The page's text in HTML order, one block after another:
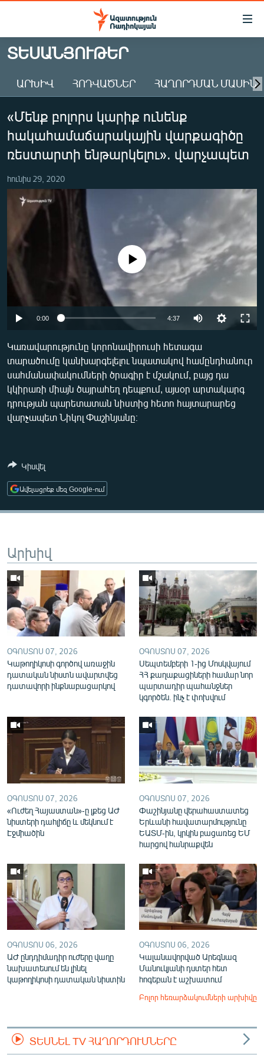
Մատչելիության
Անցնել
հիմնական
Անցնել
հիմնական
մենյուին
Որոնում
ԱԶԱՏՈՒԹՅՈՒՆ TV
ՀԱՅԱՍՏԱՆ
ԸՆՏՐՈՒԹՅՈՒՆՆԵՐ 2026
ԻՐԱՎՈՒՆՔ
ՏՆՏԵՍՈՒԹՅՈՒՆ
ՂԱՐԱԲԱՂ
ՊԱՏԵՐԱԶՄԻ 6 ՇԱԲԱԹՆԵՐԸ
ՄԻՋԱԶԳԱՅԻՆ
ՄՇԱԿՈՒՅԹ
ՍՊՈՐՏ
ՏՏ ԵՒ ԻՆՏԵՐՆԵՏ
ԿՈՐՈՆԱՎԻՐՈՒՍ
ԱՐԽԻՎ
ՏԵՍԱՆՅՈՒԹԵՐ
ՁԳՏԵԼՈՎ ԼԱՎԱԳՈՒՅՆԻՆ
ՓՈԴՔԱՍԹ
Русский
ՀԵՏԵՎԵՔ ՄԵԶ
«Ազատության» բոլոր կայքերը
ՏԵՍԱՆՅՈՒԹԵՐ
ԱՐԽԻՎ ՀՈԴՎԱԾՆԵՐ ՀԱՂՈՐԴՄԱՆ ՄԱՍԻՆ
«Մենք բոլորս կարիք ունենք
հակահամաճարակային վարքագիծը
ռեստարտի ենթարկելու». վարչապետ
հունիս 29, 2020
Auto 240p 360p 480p
720p
No media source currently available
0:00 4:37
360p
480p
720p
Կառավարությունը կորոնավիրուսի հետագա
տարածումը կանխարգելելու նպատակով համընդհանուր
սահմանափակումների ծրագիր է մշակում, բայց դա
կկիրառի միայն ծայրահեղ դեպքում, այսօր արտակարգ
դրության պարետատան նիստից հետո հայտարարեց
վարչապետ Նիկոլ Փաշինյանը։
Կիսվել
Ավելացրեք մեզ Google-ում
Արխիվ
ՕԳՈՍՏՈՍ 07, 2026
Կաթողիկոսի գործով առաջին
դատական նիստն ավարտվեց
դատավորի ինքնաբացարկով
ՕԳՈՍՏՈՍ 07, 2026
Սեպտեմբերի 1-ից Մոսկվայում
ՀՀ քաղաքացիների համար նոր
պարտադիր պահանջներ
կգործեն. ինչ է փոխվում
ՕԳՈՍՏՈՍ 07, 2026
«Ուժեղ Հայաստան»-ը լքեց ԱԺ
նիստերի դահլիճը և մեկնում է
Էջմիածին
ՕԳՈՍՏՈՍ 07, 2026
Փաշինյանը վերահաստատեց
Երևանի հավատարմությունը
ԵԱՏՄ-ին, կրկին բացառեց ԵՄ
հարցով հանրաքվեն
ՕԳՈՍՏՈՍ 06, 2026
ԱԺ ընդդիմադիր ուժերը վաղը
նախատեսում են լինել
կաթողիկոսի դատական նիստին
ՕԳՈՍՏՈՍ 06, 2026
Կալանավորված Արեգնազ
Մանուկյանի դստեր հետ
հոգեբան է աշխատում
Բոլոր հեռարձակումների արխիվը
ՏԵՍՆԵԼ TV ՀԱՂՈՐԴՈՒՄՆԵՐԸ